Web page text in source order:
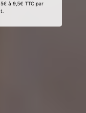
à 9,5€ TTC par